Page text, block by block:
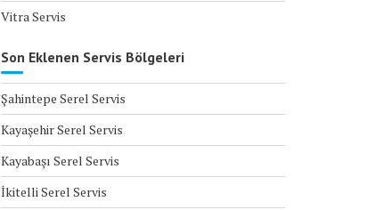
Vitra Servis
Son Eklenen Servis Bölgeleri
Şahintepe Serel Servis
Kayaşehir Serel Servis
Kayabaşı Serel Servis
İkitelli Serel Servis